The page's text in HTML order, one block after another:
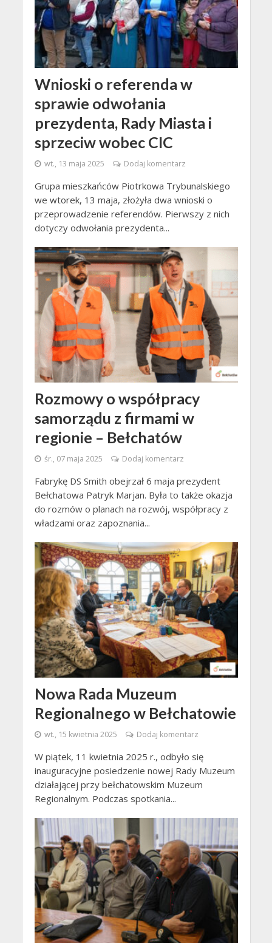
Wnioski o referenda w
sprawie odwołania
prezydenta, Rady Miasta i
sprzeciw wobec CIC
wt., 13 maja 2025 Dodaj komentarz
Grupa mieszkańców Piotrkowa Trybunalskiego
we wtorek, 13 maja, złożyła dwa wnioski o
przeprowadzenie referendów. Pierwszy z nich
dotyczy odwołania prezydenta...
Rozmowy o współpracy
samorządu z firmami w
regionie – Bełchatów
śr., 07 maja 2025 Dodaj komentarz
Fabrykę DS Smith obejrzał 6 maja prezydent
Bełchatowa Patryk Marjan. Była to także okazja
do rozmów o planach na rozwój, współpracy z
władzami oraz zapoznania...
Nowa Rada Muzeum
Regionalnego w Bełchatowie
wt., 15 kwietnia 2025 Dodaj komentarz
W piątek, 11 kwietnia 2025 r., odbyło się
inauguracyjne posiedzenie nowej Rady Muzeum
działającej przy bełchatowskim Muzeum
Regionalnym. Podczas spotkania...